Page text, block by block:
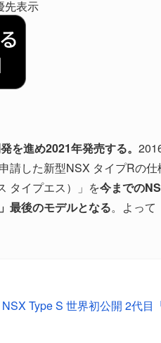
先表示
を進め2021年発売する。
請した新型NSX タイプRの
タイプエス）」を今までの
最後のモデルとなる。よって
Type S 世界初公開 2代目